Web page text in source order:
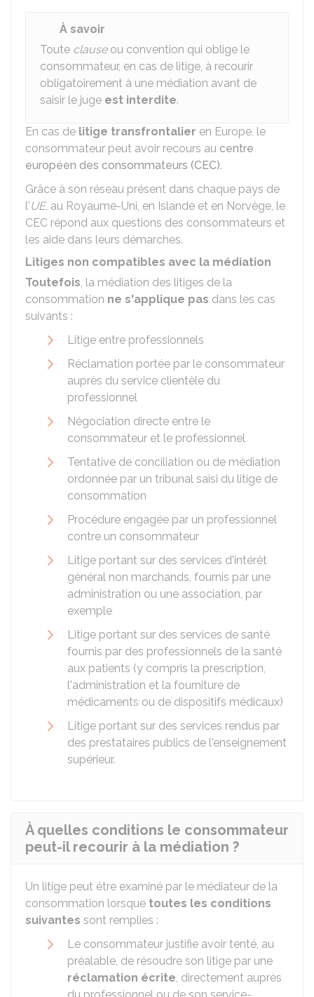
À savoir
Toute clauseou convention qui oblige le
consommateur, en cas de litige, à recourir
obligatoirement à une médiation avant de
saisir le juge est interdite.
En cas de litige transfrontalier en Europe, le
consommateur peut avoir recours au centre
européen des consommateurs (CEC).
Grâce à son réseau présent dans chaque pays de
l'UE, au Royaume-Uni, en Islande et en Norvège, le
CEC répond aux questions des consommateurs et
les aide dans leurs démarches.
Litiges non compatibles avec la médiation
Toutefois, la médiation des litiges de la
consommation ne s'applique pas dans les cas
suivants :
Litige entre professionnels
Réclamation portée par le consommateur
auprès du service clientèle du
professionnel
Négociation directe entre le
consommateur et le professionnel
Tentative de conciliation ou de médiation
ordonnée par un tribunal saisi du litige de
consommation
Procédure engagée par un professionnel
contre un consommateur
Litige portant sur des services d'intérêt
général non marchands, fournis par une
administration ou une association, par
exemple
Litige portant sur des services de santé
fournis par des professionnels de la santé
aux patients (y compris la prescription,
l'administration et la fourniture de
médicaments ou de dispositifs médicaux)
Litige portant sur des services rendus par
des prestataires publics de l'enseignement
supérieur.
À quelles conditions le consommateur
peut-il recourir à la médiation ?
Un litige peut être examiné par le médiateur de la
consommation lorsque toutes les conditions
suivantes sont remplies :
Le consommateur justifie avoir tenté, au
préalable, de résoudre son litige par une
réclamation écrite, directement auprès